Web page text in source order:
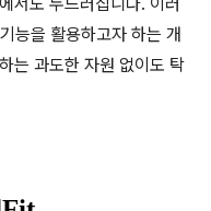
능을 활용하고자 하는 개
는 과도한 자원 없이도 탁